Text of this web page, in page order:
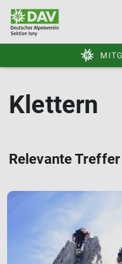
Klettern
Relevante Treffer